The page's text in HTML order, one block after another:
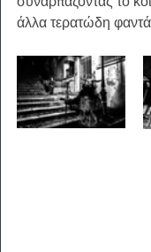
άλλα τερατώδη